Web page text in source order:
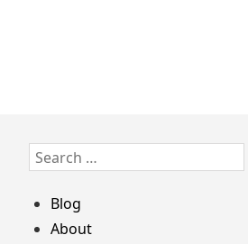
Skip
to
footer
Search
for:
Blog
About